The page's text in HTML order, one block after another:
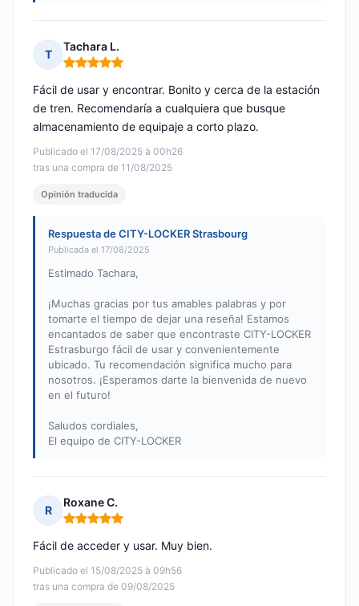
T
Tachara L.
Nota: 5 de 5
Publicado el 17/08/2025 à 00h26
tras una compra de 11/08/2025
Fácil de usar y encontrar. Bonito y cerca de la estación
de tren. Recomendaría a cualquiera que busque
almacenamiento de equipaje a corto plazo.
Opinión traducida
Respuesta de CITY-LOCKER Strasbourg
Publicada el 17/08/2025
Estimado Tachara,
¡Muchas gracias por tus amables palabras y por
tomarte el tiempo de dejar una reseña! Estamos
encantados de saber que encontraste CITY-LOCKER
Estrasburgo fácil de usar y convenientemente
ubicado. Tu recomendación significa mucho para
nosotros. ¡Esperamos darte la bienvenida de nuevo
en el futuro!
Saludos cordiales,
El equipo de CITY-LOCKER
R
Roxane C.
Nota: 5 de 5
Publicado el 15/08/2025 à 09h56
tras una compra de 09/08/2025
Fácil de acceder y usar. Muy bien.